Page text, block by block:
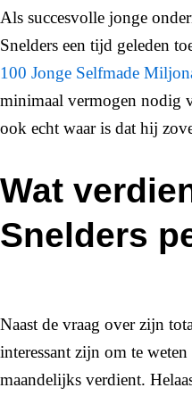
Als succesvolle jonge
Snelders een tijd geleden
100 Jonge Selfmade
minimaal vermogen nodig
ook echt waar is dat hij
Wat
Snelders
Naast de vraag over zijn
interessant zijn om te
maandelijks verdient.